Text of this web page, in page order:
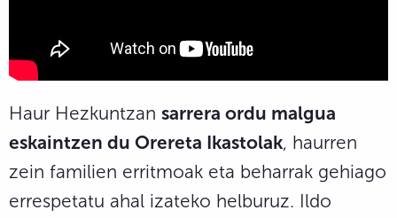
Haur Hezkuntzan sarrera ordu malgua
eskaintzen du Orereta Ikastolak, haurren
zein familien erritmoak eta beharrak gehiago
errespetatu ahal izateko helburuz. Ildo